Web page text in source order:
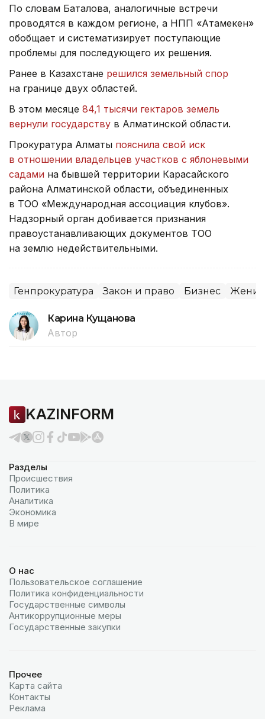
По словам Баталова, аналогичные встречи
проводятся в каждом регионе, а НПП «Атамекен»
обобщает и систематизирует поступающие
проблемы для последующего их решения.
Ранее в Казахстане решился земельный спор
на границе двух областей.
В этом месяце 84,1 тысячи гектаров земель
вернули государству в Алматинской области.
Прокуратура Алматы пояснила свой иск
в отношении владельцев участков с яблоневыми
садами на бывшей территории Карасайского
района Алматинской области, объединенных
в ТОО «Международная ассоциация клубов».
Надзорный орган добивается признания
правоустанавливающих документов ТОО
на землю недействительными.
Генпрокуратура Закон и право Бизнес
Карина Кущанова
Автор
KAZINFORM
Разделы
Происшествия
Политика
Аналитика
Экономика
В мире
О нас
Пользовательское соглашение
Политика конфиденциальности
Государственные символы
Антикоррупционные меры
Государственные закупки
Прочее
Карта сайта
Контакты
Реклама